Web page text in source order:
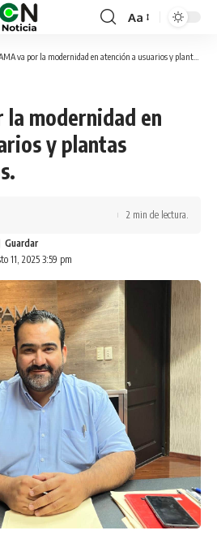
Aa
va por la modernidad en atención a usuarios y plantas potabilizadoras.
la modernidad en
y plantas
11, 2025 3:59 pm
2 min de lectura.